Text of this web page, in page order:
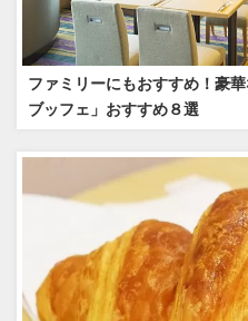
ファミリーにもおすすめ！豪
ブッフェ」おすすめ８選